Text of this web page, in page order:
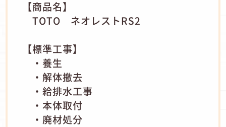
【商品名】
TOTO ネオレストRS2
【標準工事】
・養生
・解体撤去
・給排水工事
・本体取付
・廃材処分